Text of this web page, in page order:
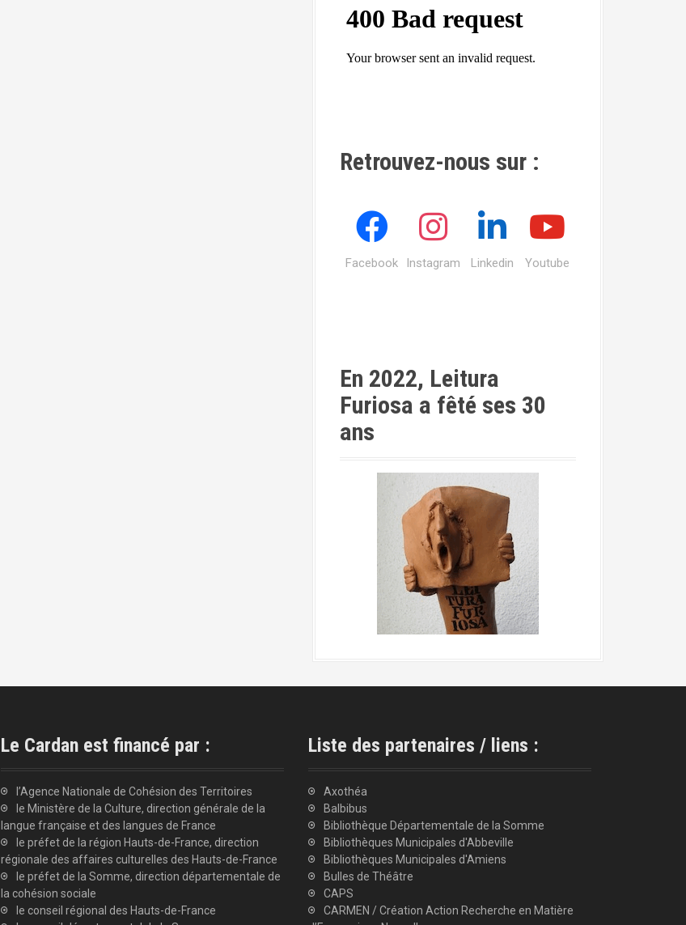
Retrouvez-nous sur :
Facebook Instagram Linkedin Youtube
En 2022, Leitura
Furiosa a fêté ses 30
ans
Le Cardan est financé par :
l’Agence Nationale de Cohésion des Territoires
le Ministère de la Culture, direction générale de la
langue française et des langues de France
le préfet de la région Hauts-de-France, direction
régionale des affaires culturelles des Hauts-de-France
le préfet de la Somme, direction départementale de
la cohésion sociale
le conseil régional des Hauts-de-France
Liste des partenaires / liens :
Axothéa
Balbibus
Bibliothèque Départementale de la Somme
Bibliothèques Municipales d'Abbeville
Bibliothèques Municipales d'Amiens
Bulles de Théâtre
CAPS
CARMEN / Création Action Recherche en Matière